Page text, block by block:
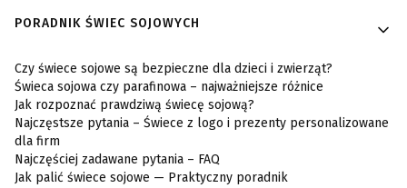
PORADNIK ŚWIEC SOJOWYCH
Czy świece sojowe są bezpieczne dla dzieci i zwierząt?
Świeca sojowa czy parafinowa – najważniejsze różnice
Jak rozpoznać prawdziwą świecę sojową?
Najczęstsze pytania – Świece z logo i prezenty personalizowane
dla firm
Najczęściej zadawane pytania – FAQ
Jak palić świece sojowe — Praktyczny poradnik